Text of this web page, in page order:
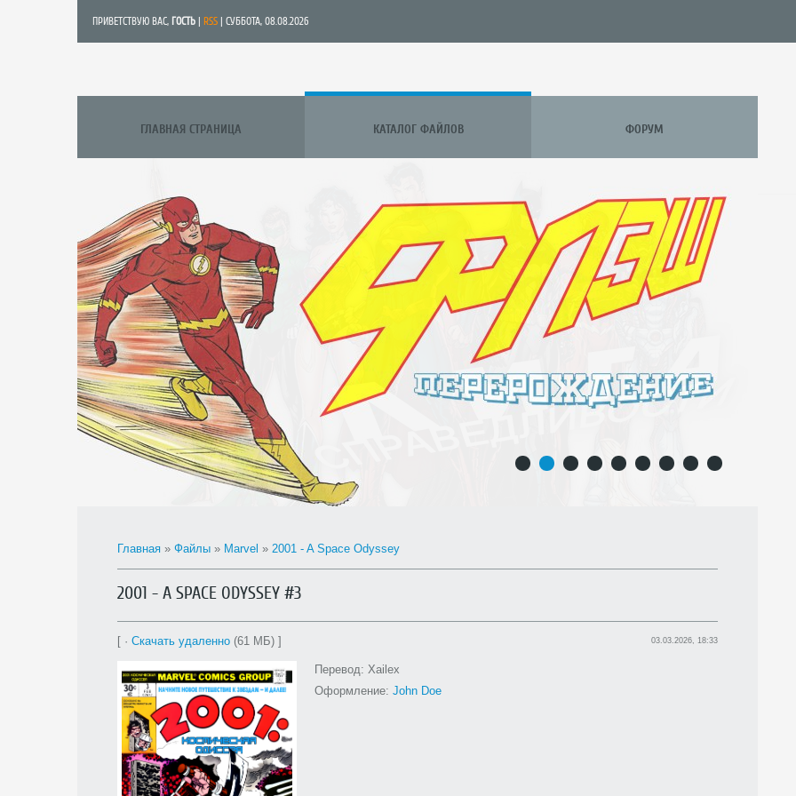
ПРИВЕТСТВУЮ ВАС, ГОСТЬ RSS | СУББОТА, 08.08.2026
ГЛАВНАЯ СТРАНИЦА КАТАЛОГ ФАЙЛОВ ФОРУМ
Главная » Файлы » Marvel » 2001 - A Space Odyssey
2001 - A SPACE ODYSSEY #3
[ · Скачать удаленно (61 МБ) ] 03.03.2026, 18:33
Перевод: Xailex
Оформление: John Doe